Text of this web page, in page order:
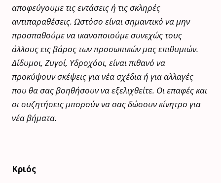
αποφεύγουμε τις εντάσεις ή τις σκληρές
αντιπαραθέσεις. Ωστόσο είναι σημαντικό να μην
προσπαθούμε να ικανοποιούμε συνεχώς τους
άλλους εις βάρος των προσωπικών μας επιθυμιών.
Δίδυμοι, Ζυγοί, Υδροχόοι, είναι πιθανό να
προκύψουν σκέψεις για νέα σχέδια ή για αλλαγές
που θα σας βοηθήσουν να εξελιχθείτε. Οι επαφές και
οι συζητήσεις μπορούν να σας δώσουν κίνητρο για
νέα βήματα.
Κριός